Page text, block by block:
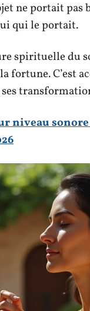
ne portait pas
qui le portait.
spirituelle du
fortune. C’est
ses
niveau